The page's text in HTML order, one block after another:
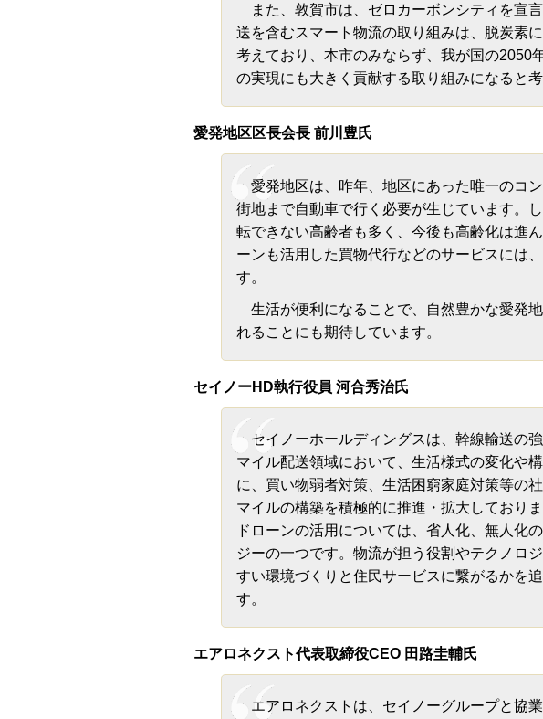
また、敦賀市は、ゼロカーボンシティを宣
送を含むスマート物流の取り組みは、脱炭素
考えており、本市のみならず、我が国の2050
の実現にも大きく貢献する取り組みになると考
愛発地区区長会長 前川豊氏
愛発地区は、昨年、地区にあった唯一のコ
街地まで自動車で行く必要が生じています。
転できない高齢者も多く、今後も高齢化は進
ーンも活用した買物代行などのサービスには
す。
生活が便利になることで、自然豊かな愛発
れることにも期待しています。
セイノーHD執行役員 河合秀治氏
セイノーホールディングスは、幹線輸送の
マイル配送領域において、生活様式の変化や
に、買い物弱者対策、生活困窮家庭対策等の
マイルの構築を積極的に推進・拡大しており
ドローンの活用については、省人化、無人化
ジーの一つです。物流が担う役割やテクノロ
すい環境づくりと住民サービスに繋がるかを
す。
エアロネクスト代表取締役CEO 田路圭輔氏
エアロネクストは、セイノーグループと協